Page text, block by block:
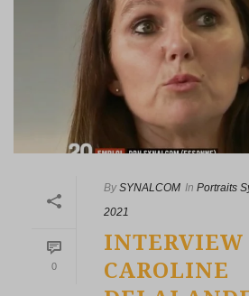
0
By SYNALCOM In Portraits
2021
INTERVIEW
CAROLINE